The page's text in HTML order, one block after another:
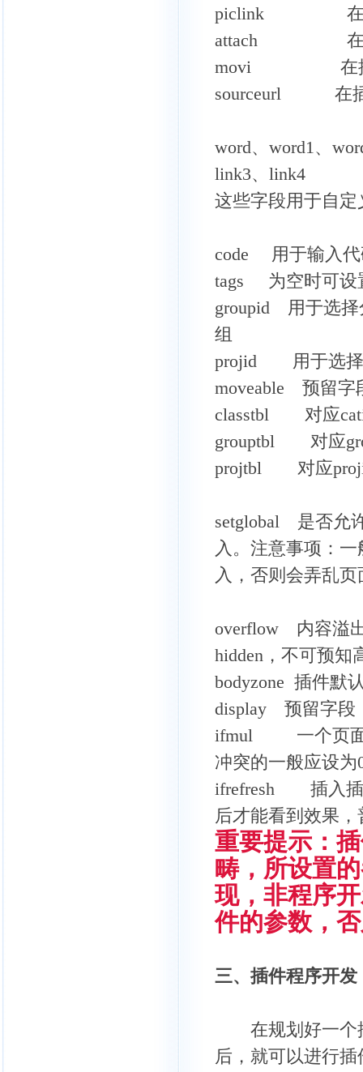
piclink 在插件
attach 在插件
movi 在插件设
sourceurl 在插
word、word1、
link3、link4
这些字段用于自
code 用于输入代
tags 为空时可设
groupid 用于选择
组
projid 用于选择
moveable 预留字
classtbl 对应
grouptbl 对应
projtbl 对应
setglobal 是否允
入。注意事项：
入，否则会弄乱页
overflow 内容溢
hidden，不可预知
bodyzone 插件默
display 预留字段
ifmul 一个页面中
冲突的一般应设为
ifrefresh 插入插
后才能看到效果
重要提示：
畴，所设置
现，非程序
件的参数，
三、插件程序开发
在规划好一个插
后，就可以进行